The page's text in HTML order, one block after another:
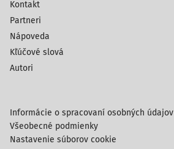
Kontakt
Partneri
Nápoveda
Kľúčové slová
Autori
Informácie o spracovaní osobných údajov
Všeobecné podmienky
Nastavenie súborov cookie